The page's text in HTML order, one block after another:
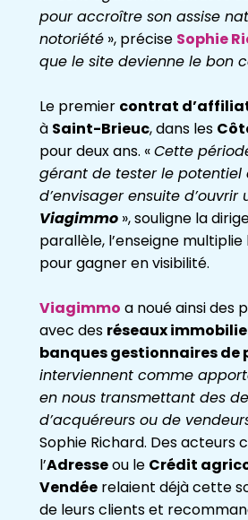
pour accroître son assise
notoriété », précise Sophie
que le site devienne le bon
Le premier contrat
à Saint-Brieuc, dans les
pour deux ans. «Cette
gérant de tester le potentiel
d’envisager ensuite d’ouvrir
Viagimmo », souligne la
parallèle, l’enseigne
pour gagner en visibilité.
Viagimmo a noué ainsi des
avec des réseaux
banques gestionnaires de
interviennent comme
en nous transmettant des
d’acquéreurs ou de
Sophie Richard. Des acteurs
l’Adresseou le Crédit
Vendée relaient déjà cette
de leurs clients et